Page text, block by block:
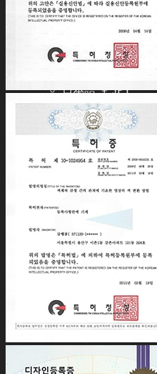
정품인증조회
자주묻는질문 (FAQ)
고객센터 (Q&A)
THE GEM
English $ USD
日本語 ￥ JPY
中文 $ USD
한국어 ￦ KRW
NEO ANGELREGION
English $ USD
English € EUR
日本語 ￥ JPY
中文 $ USD
IDEALIAN
English $ USD
English € EUR
日本語 ￥ JPY
中文 $ USD
한국어 ￦ KRW
ROSETTE
English $ USD
English € EUR
한국어 ￦ KRW